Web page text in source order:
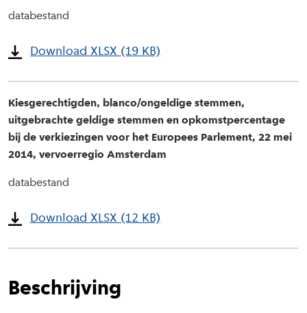
databestand
Download XLSX (19 KB)
Kiesgerechtigden, blanco/ongeldige stemmen,
uitgebrachte geldige stemmen en opkomstpercentage
bij de verkiezingen voor het Europees Parlement, 22 mei
2014, vervoerregio Amsterdam
databestand
Download XLSX (12 KB)
Beschrijving